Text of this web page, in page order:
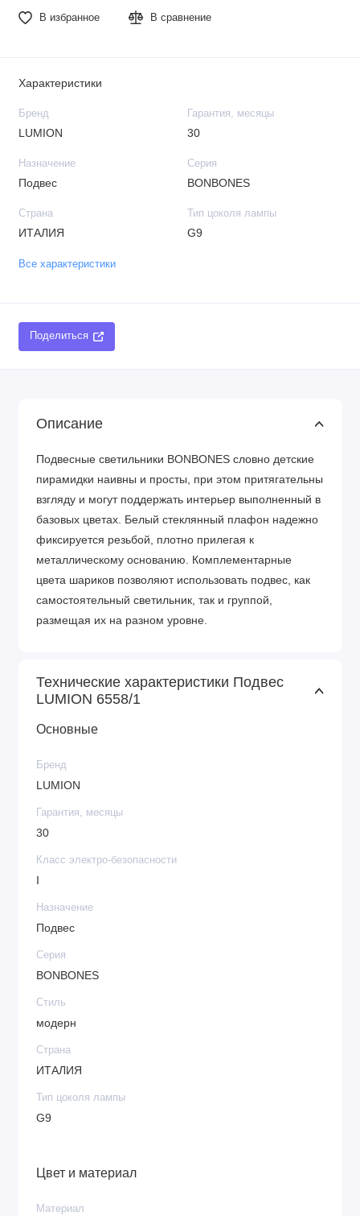
В избранное В сравнение
Характеристики
Бренд
LUMION
Гарантия, месяцы
30
Назначение
Подвес
Серия
BONBONES
Страна
ИТАЛИЯ
Тип цоколя лампы
G9
Все характеристики
Поделиться
Описание
Подвесные светильники BONBONES словно детские
пирамидки наивны и просты, при этом притягательны
взгляду и могут поддержать интерьер выполненный в
базовых цветах. Белый стеклянный плафон надежно
фиксируется резьбой, плотно прилегая к
металлическому основанию. Комплементарные
цвета шариков позволяют использовать подвес, как
самостоятельный светильник, так и группой,
размещая их на разном уровне.
Технические характеристики Подвес
LUMION 6558/1
Основные
Бренд
LUMION
Гарантия, месяцы
30
Класс электро-безопасности
Назначение
Подвес
Серия
BONBONES
Стиль
модерн
Страна
ИТАЛИЯ
Тип цоколя лампы
G9
Цвет и материал
Материал